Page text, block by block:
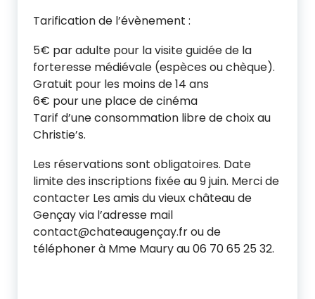
Tarification de l’évènement :
5€ par adulte pour la visite guidée de la
forteresse médiévale (espèces ou chèque).
Gratuit pour les moins de 14 ans
6€ pour une place de cinéma
Tarif d’une consommation libre de choix au
Christie’s.
Les réservations sont obligatoires. Date
limite des inscriptions fixée au 9 juin. Merci de
contacter Les amis du vieux château de
Gençay via l’adresse mail
contact@chateaugençay.fr ou de
téléphoner à Mme Maury au 06 70 65 25 32.